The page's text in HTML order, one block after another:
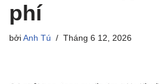
phí
bởi Anh Tú Tháng 6 12, 2026